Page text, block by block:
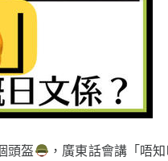
頭盔
，廣東話會講「唔